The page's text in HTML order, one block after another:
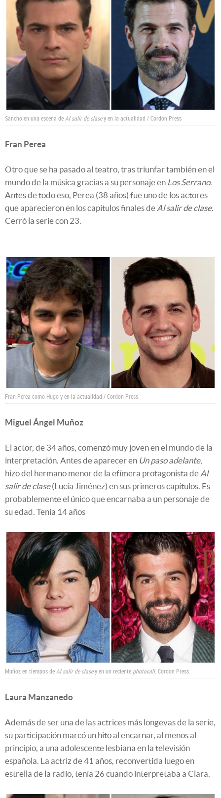
Sancho en una escena deAl salir de clasey en la actualidad / Cordon Press
Fran Perea
Otro que se ha pasado al teatro, tras triunfar también en el
mundo de la música gracias a su personaje en Los Serrano.
Antes de todo eso, Perea (38 años) fue uno de los actores
que aparecieron en los capítulos finales de Al salir de clase.
Cerró la serie con 23.
Fran Perea como Hugo y en la actualidad / Cordon Press
Miguel Ángel Muñoz
El actor, de 34 años, comenzó muy joven en el mundo de la
interpretación. Antes de aparecer en Un paso adelante,
hizo del hermano menor de la efímera protagonista de Al
salir de clase(Lucía Jiménez) en sus primeros capítulos. Es
probablemente el único que encarnaba a un personaje de
su edad. Tenía 14 años
Muñoz en tiempos deAl salir de clasey en un reciente photocall. Cordon Press
Laura Manzanedo
Además de ser una de las actrices más longevas de la serie,
su participación marcó un hito al encarnar, al menos al
principio, a una adolescente lesbiana en la televisión
española. La actriz de 41 años, reconvertida luego en
estrella de la radio, tenía 26 cuando interpretaba a Clara.